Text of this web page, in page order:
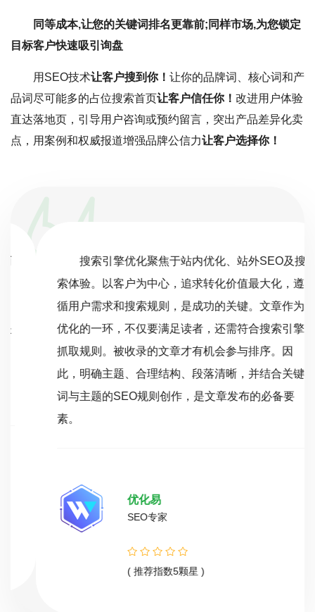
同等成本,让您的关键词排名更靠前;同样市场,为您锁定
目标客户快速吸引询盘
用SEO技术让客户搜到你！ 让你的品牌词、核心词和产
品词尽可能多的占位搜索首页让客户信任你！ 改进用户体验
直达落地页，引导用户咨询或预约留言，突出产品差异化卖
点，用案例和权威报道增强品牌公信力让客户选择你！
搜索引擎优化聚焦于站内优化、站外SEO及搜
索体验。以客户为中心，追求转化价值最大化，遵
循用户需求和搜索规则，是成功的关键。文章作为
优化的一环，不仅要满足读者，还需符合搜索引擎
抓取规则。被收录的文章才有机会参与排序。因
此，明确主题、合理结构、段落清晰，并结合关键
词与主题的SEO规则创作，是文章发布的必备要
优化易
SEO专家
( 推荐指数5颗星 )